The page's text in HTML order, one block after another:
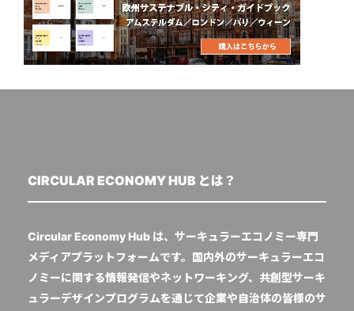
CIRCULAR ECONOMY HUB とは？
Circular Economy Hub は、サーキュラーエコノミー専門
メディアプラットフォームです。国内外のサーキュラーエコ
ノミーに関する情報発信やネットワーキング、共創型サーキ
ュラーデザインプログラムを通じて企業や自治体の皆様のサ